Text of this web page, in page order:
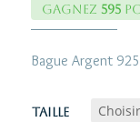
Gagnez 595
Bague Argent
Taille